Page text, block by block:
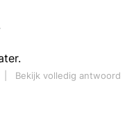
Bekijk volledig antwoord